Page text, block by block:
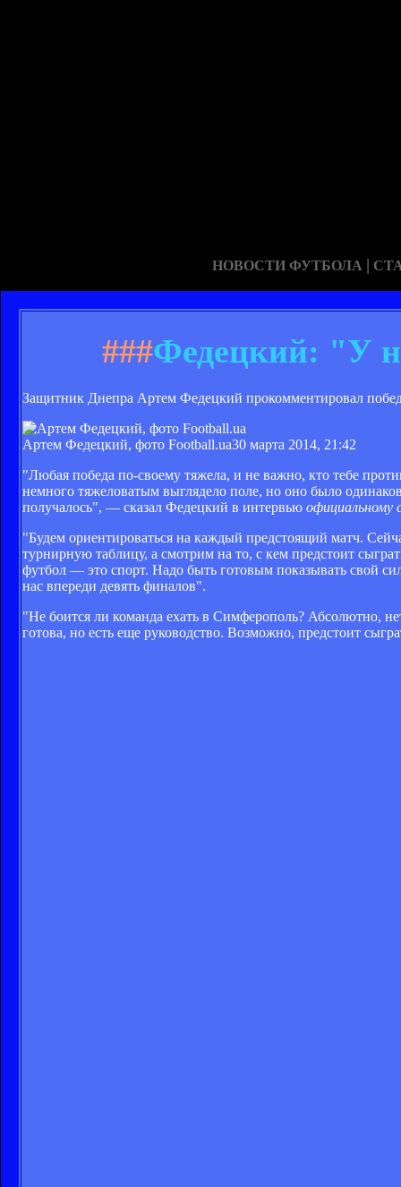
НОВОСТИ ФУТБОЛА |
###Федецкий: "У
Защитник Днепра Артем Федецкий прокомментировал
Артем Федецкий, фото Football.ua30 марта 2014, 21:42
"Любая победа по-своему тяжела, и не важно, кто тебе
немного тяжеловатым выглядело поле, но оно было
получалось", — сказал Федецкий в интервью официальному
"Будем ориентироваться на каждый предстоящий матч.
турнирную таблицу, а смотрим на то, с кем предстоит
футбол — это спорт. Надо быть готовым показывать свой
нас впереди девять финалов".
"Не боится ли команда ехать в Симферополь? Абсолютно,
готова, но есть еще руководство. Возможно, предстоит